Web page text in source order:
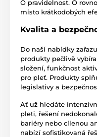
O pravidelnost. O
místo krátkodobých
Kvalita a
Do naší nabídky
produkty pečlivě
složení, funkčnost
pro pleť. Produkty
legislativy a
Ať už hledáte
pleti, řešení
bariéry nebo cílenou
nabízí sofistikovaná